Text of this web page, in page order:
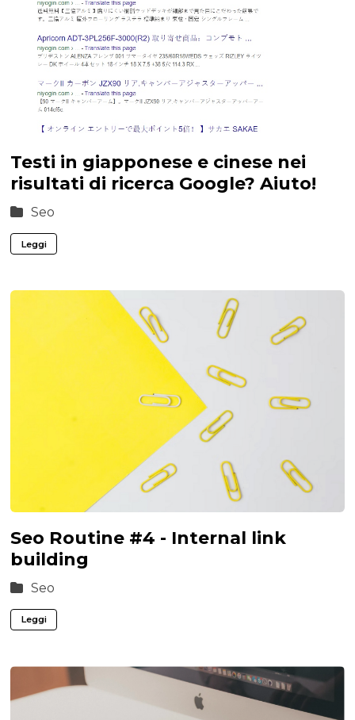
Testi in giapponese e cinese nei
risultati di ricerca Google? Aiuto!
Seo
Leggi
Seo Routine #4 - Internal link
building
Seo
Leggi